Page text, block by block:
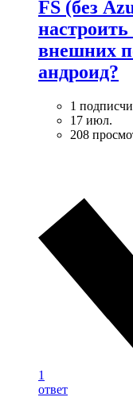
FS (без
внешних
андроид?
1
17 июл.
208
1
ответ